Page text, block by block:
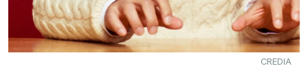
CREDIA